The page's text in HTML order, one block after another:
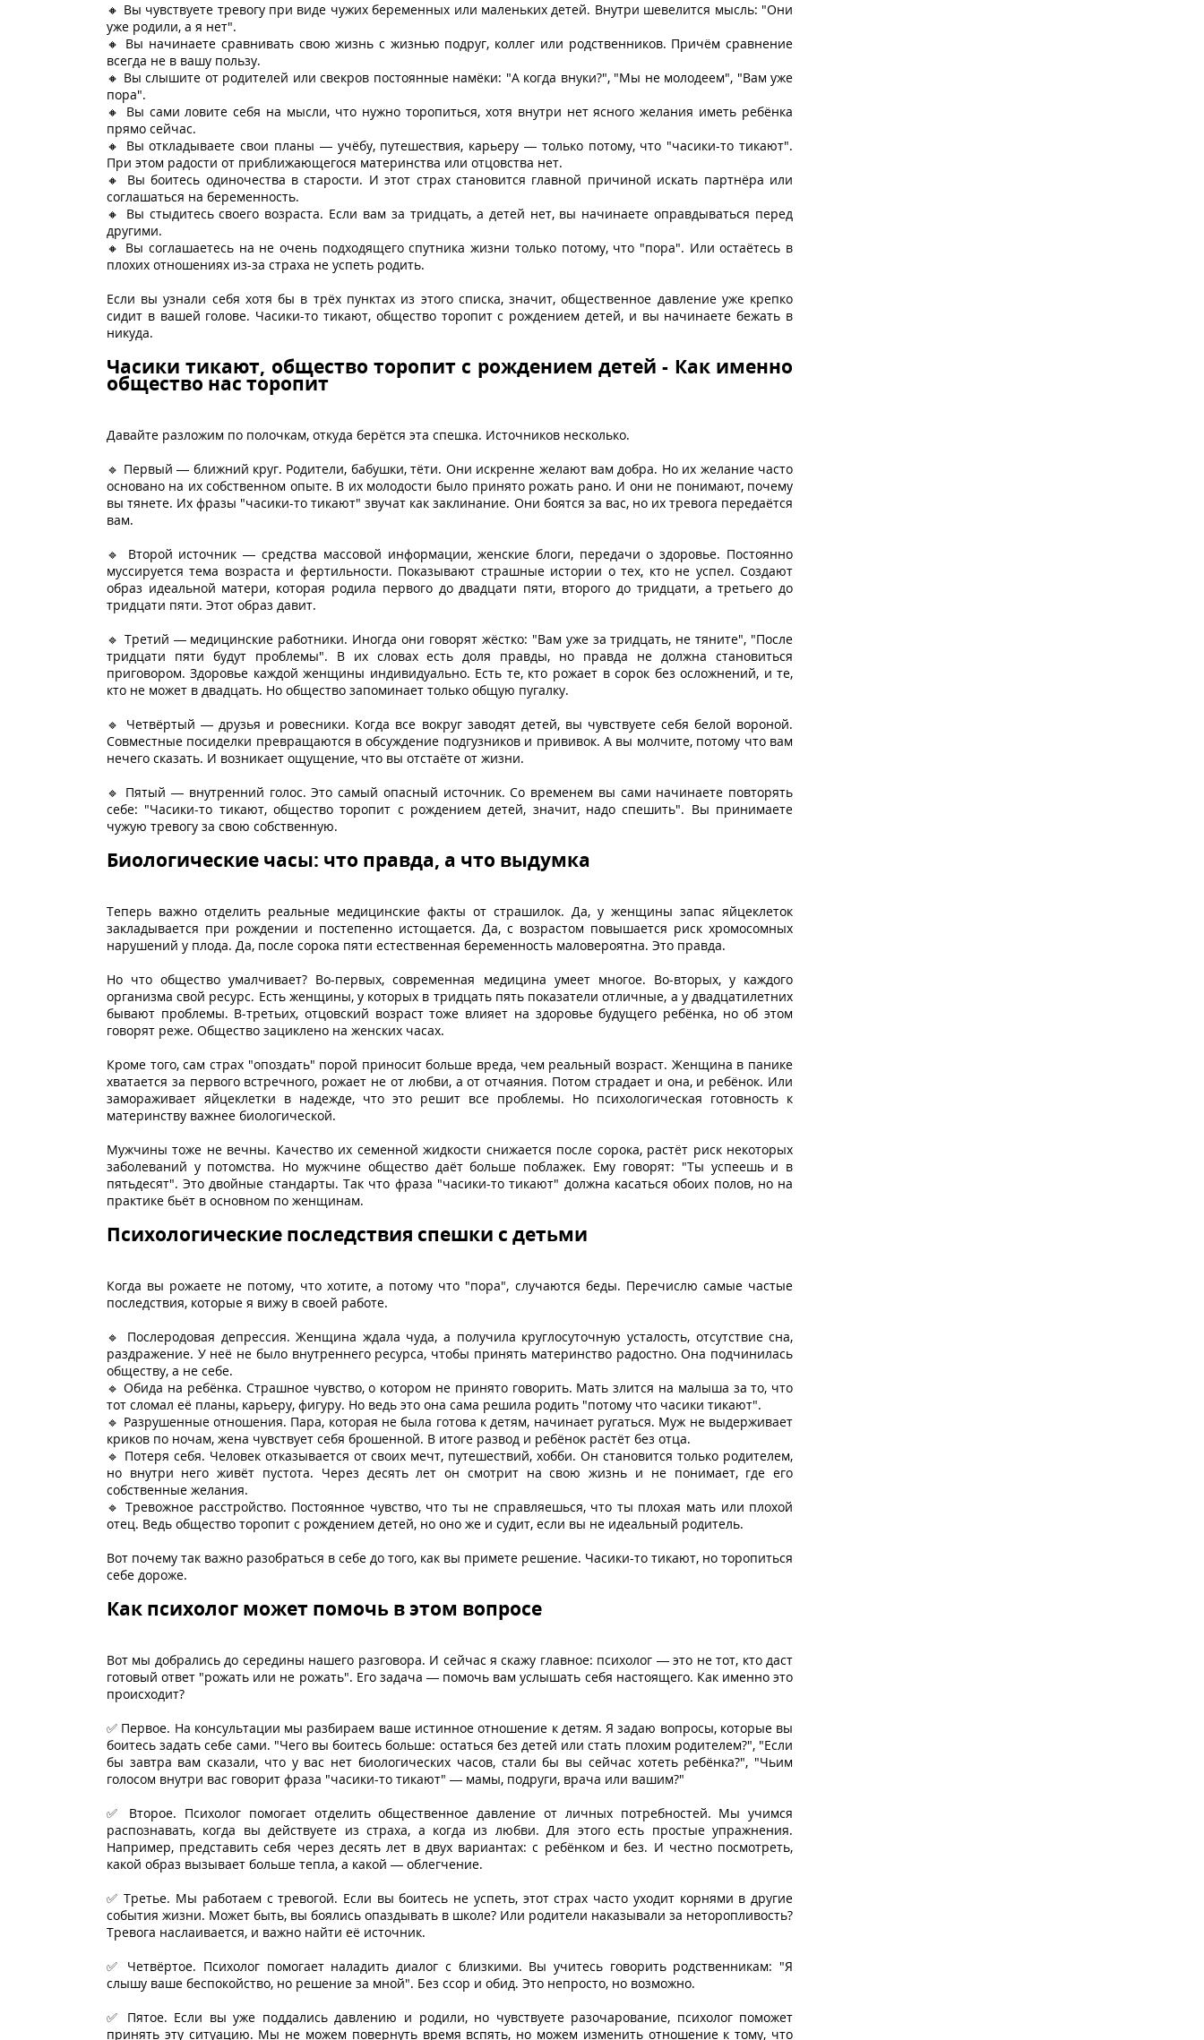
🔸 Вы чувствуете тревогу при виде чужих беременных или маленьких детей. Внутри шевелится мысль: "Они
уже родили, а я нет".
🔸 Вы начинаете сравнивать свою жизнь с жизнью подруг, коллег или родственников. Причём сравнение
всегда не в вашу пользу.
🔸 Вы слышите от родителей или свекров постоянные намёки: "А когда внуки?", "Мы не молодеем", "Вам уже
пора".
🔸 Вы сами ловите себя на мысли, что нужно торопиться, хотя внутри нет ясного желания иметь ребёнка
прямо сейчас.
🔸 Вы откладываете свои планы — учёбу, путешествия, карьеру — только потому, что "часики-то тикают".
При этом радости от приближающегося материнства или отцовства нет.
🔸 Вы боитесь одиночества в старости. И этот страх становится главной причиной искать партнёра или
соглашаться на беременность.
🔸 Вы стыдитесь своего возраста. Если вам за тридцать, а детей нет, вы начинаете оправдываться перед
другими.
🔸 Вы соглашаетесь на не очень подходящего спутника жизни только потому, что "пора". Или остаётесь в
плохих отношениях из-за страха не успеть родить.
Если вы узнали себя хотя бы в трёх пунктах из этого списка, значит, общественное давление уже крепко
сидит в вашей голове. Часики-то тикают, общество торопит с рождением детей, и вы начинаете бежать в
никуда.
Часики тикают, общество торопит с рождением детей - Как именно
общество нас торопит
Давайте разложим по полочкам, откуда берётся эта спешка. Источников несколько.
🔹 Первый — ближний круг. Родители, бабушки, тёти. Они искренне желают вам добра. Но их желание часто
основано на их собственном опыте. В их молодости было принято рожать рано. И они не понимают, почему
вы тянете. Их фразы "часики-то тикают" звучат как заклинание. Они боятся за вас, но их тревога передаётся
вам.
🔹 Второй источник — средства массовой информации, женские блоги, передачи о здоровье. Постоянно
муссируется тема возраста и фертильности. Показывают страшные истории о тех, кто не успел. Создают
образ идеальной матери, которая родила первого до двадцати пяти, второго до тридцати, а третьего до
тридцати пяти. Этот образ давит.
🔹 Третий — медицинские работники. Иногда они говорят жёстко: "Вам уже за тридцать, не тяните", "После
тридцати пяти будут проблемы". В их словах есть доля правды, но правда не должна становиться
приговором. Здоровье каждой женщины индивидуально. Есть те, кто рожает в сорок без осложнений, и те,
кто не может в двадцать. Но общество запоминает только общую пугалку.
🔹 Четвёртый — друзья и ровесники. Когда все вокруг заводят детей, вы чувствуете себя белой вороной.
Совместные посиделки превращаются в обсуждение подгузников и прививок. А вы молчите, потому что вам
нечего сказать. И возникает ощущение, что вы отстаёте от жизни.
🔹 Пятый — внутренний голос. Это самый опасный источник. Со временем вы сами начинаете повторять
себе: "Часики-то тикают, общество торопит с рождением детей, значит, надо спешить". Вы принимаете
чужую тревогу за свою собственную.
Биологические часы: что правда, а что выдумка
Теперь важно отделить реальные медицинские факты от страшилок. Да, у женщины запас яйцеклеток
закладывается при рождении и постепенно истощается. Да, с возрастом повышается риск хромосомных
нарушений у плода. Да, после сорока пяти естественная беременность маловероятна. Это правда.
Но что общество умалчивает? Во-первых, современная медицина умеет многое. Во-вторых, у каждого
организма свой ресурс. Есть женщины, у которых в тридцать пять показатели отличные, а у двадцатилетних
бывают проблемы. В-третьих, отцовский возраст тоже влияет на здоровье будущего ребёнка, но об этом
говорят реже. Общество зациклено на женских часах.
Кроме того, сам страх "опоздать" порой приносит больше вреда, чем реальный возраст. Женщина в панике
хватается за первого встречного, рожает не от любви, а от отчаяния. Потом страдает и она, и ребёнок. Или
замораживает яйцеклетки в надежде, что это решит все проблемы. Но психологическая готовность к
материнству важнее биологической.
Мужчины тоже не вечны. Качество их семенной жидкости снижается после сорока, растёт риск некоторых
заболеваний у потомства. Но мужчине общество даёт больше поблажек. Ему говорят: "Ты успеешь и в
пятьдесят". Это двойные стандарты. Так что фраза "часики-то тикают" должна касаться обоих полов, но на
практике бьёт в основном по женщинам.
Психологические последствия спешки с детьми
Когда вы рожаете не потому, что хотите, а потому что "пора", случаются беды. Перечислю самые частые
последствия, которые я вижу в своей работе.
🔹 Послеродовая депрессия. Женщина ждала чуда, а получила круглосуточную усталость, отсутствие сна,
раздражение. У неё не было внутреннего ресурса, чтобы принять материнство радостно. Она подчинилась
обществу, а не себе.
🔹 Обида на ребёнка. Страшное чувство, о котором не принято говорить. Мать злится на малыша за то, что
тот сломал её планы, карьеру, фигуру. Но ведь это она сама решила родить "потому что часики тикают".
🔹 Разрушенные отношения. Пара, которая не была готова к детям, начинает ругаться. Муж не выдерживает
криков по ночам, жена чувствует себя брошенной. В итоге развод и ребёнок растёт без отца.
🔹 Потеря себя. Человек отказывается от своих мечт, путешествий, хобби. Он становится только родителем,
но внутри него живёт пустота. Через десять лет он смотрит на свою жизнь и не понимает, где его
собственные желания.
🔹 Тревожное расстройство. Постоянное чувство, что ты не справляешься, что ты плохая мать или плохой
отец. Ведь общество торопит с рождением детей, но оно же и судит, если вы не идеальный родитель.
Вот почему так важно разобраться в себе до того, как вы примете решение. Часики-то тикают, но торопиться
себе дороже.
Как психолог может помочь в этом вопросе
Вот мы добрались до середины нашего разговора. И сейчас я скажу главное: психолог — это не тот, кто даст
готовый ответ "рожать или не рожать". Его задача — помочь вам услышать себя настоящего. Как именно это
происходит?
✅ Первое. На консультации мы разбираем ваше истинное отношение к детям. Я задаю вопросы, которые вы
боитесь задать себе сами. "Чего вы боитесь больше: остаться без детей или стать плохим родителем?", "Если
бы завтра вам сказали, что у вас нет биологических часов, стали бы вы сейчас хотеть ребёнка?", "Чьим
голосом внутри вас говорит фраза "часики-то тикают" — мамы, подруги, врача или вашим?"
✅ Второе. Психолог помогает отделить общественное давление от личных потребностей. Мы учимся
распознавать, когда вы действуете из страха, а когда из любви. Для этого есть простые упражнения.
Например, представить себя через десять лет в двух вариантах: с ребёнком и без. И честно посмотреть,
какой образ вызывает больше тепла, а какой — облегчение.
✅ Третье. Мы работаем с тревогой. Если вы боитесь не успеть, этот страх часто уходит корнями в другие
события жизни. Может быть, вы боялись опаздывать в школе? Или родители наказывали за неторопливость?
Тревога наслаивается, и важно найти её источник.
✅ Четвёртое. Психолог помогает наладить диалог с близкими. Вы учитесь говорить родственникам: "Я
слышу ваше беспокойство, но решение за мной". Без ссор и обид. Это непросто, но возможно.
✅ Пятое. Если вы уже поддались давлению и родили, но чувствуете разочарование, психолог поможет
принять эту ситуацию. Мы не можем повернуть время вспять, но можем изменить отношение к тому, что